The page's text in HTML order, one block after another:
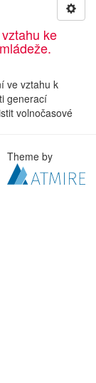
ke
ve vztahu k
generací
volnočasové
Theme by